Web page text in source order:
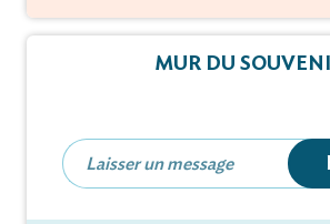
MUR DU